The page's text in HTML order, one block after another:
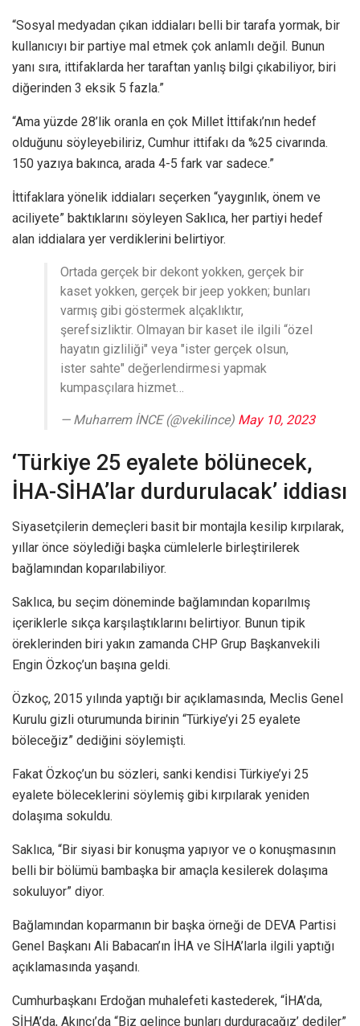
“Sosyal medyadan çıkan iddiaları belli bir tarafa yormak, bir
kullanıcıyı bir partiye mal etmek çok anlamlı değil. Bunun
yanı sıra, ittifaklarda her taraftan yanlış bilgi çıkabiliyor, biri
diğerinden 3 eksik 5 fazla.”
“Ama yüzde 28’lik oranla en çok Millet İttifakı’nın hedef
olduğunu söyleyebiliriz, Cumhur ittifakı da %25 civarında.
150 yazıya bakınca, arada 4-5 fark var sadece.”
İttifaklara yönelik iddiaları seçerken “yaygınlık, önem ve
aciliyete” baktıklarını söyleyen Saklıca, her partiyi hedef
alan iddialara yer verdiklerini belirtiyor.
Ortada gerçek bir dekont yokken, gerçek bir
kaset yokken, gerçek bir jeep yokken; bunları
varmış gibi göstermek alçaklıktır,
şerefsizliktir. Olmayan bir kaset ile ilgili “özel
hayatın gizliliği" veya "ister gerçek olsun,
ister sahte" değerlendirmesi yapmak
kumpasçılara hizmet…
— Muharrem İNCE (@vekilince) May 10, 2023
‘Türkiye 25 eyalete bölünecek,
İHA-SİHA’lar durdurulacak’ iddiası
Siyasetçilerin demeçleri basit bir montajla kesilip kırpılarak,
yıllar önce söylediği başka cümlelerle birleştirilerek
bağlamından koparılabiliyor.
Saklıca, bu seçim döneminde bağlamından koparılmış
içeriklerle sıkça karşılaştıklarını belirtiyor. Bunun tipik
öreklerinden biri yakın zamanda CHP Grup Başkanvekili
Engin Özkoç’un başına geldi.
Özkoç, 2015 yılında yaptığı bir açıklamasında, Meclis Genel
Kurulu gizli oturumunda birinin “Türkiye’yi 25 eyalete
böleceğiz” dediğini söylemişti.
Fakat Özkoç’un bu sözleri, sanki kendisi Türkiye’yi 25
eyalete böleceklerini söylemiş gibi kırpılarak yeniden
dolaşıma sokuldu.
Saklıca, “Bir siyasi bir konuşma yapıyor ve o konuşmasının
belli bir bölümü bambaşka bir amaçla kesilerek dolaşıma
sokuluyor” diyor.
Bağlamından koparmanın bir başka örneği de DEVA Partisi
Genel Başkanı Ali Babacan’ın İHA ve SİHA’larla ilgili yaptığı
açıklamasında yaşandı.
Cumhurbaşkanı Erdoğan muhalefeti kastederek, “İHA’da,
SİHA’da, Akıncı’da “Biz gelince bunları durduracağız’ dediler”